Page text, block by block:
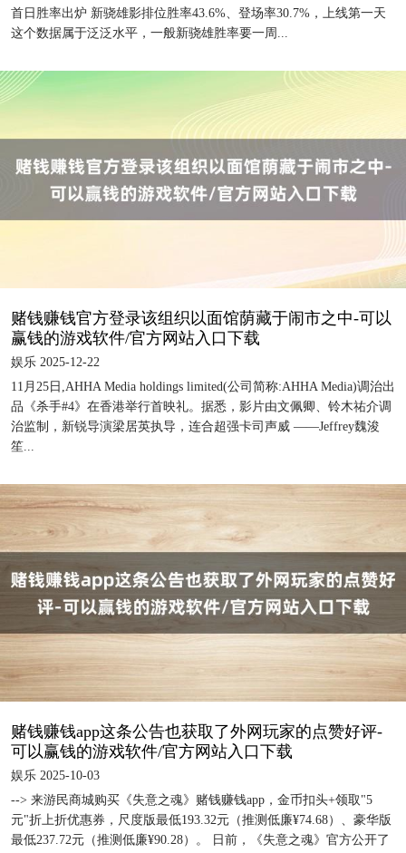
首日胜率出炉 新骁雄影排位胜率43.6%、登场率30.7%，上线第一天
这个数据属于泛泛水平，一般新骁雄胜率要一周...
赌钱赚钱官方登录该组织以面馆荫藏于闹市之中-可以
赢钱的游戏软件/官方网站入口下载
娱乐 2025-12-22
11月25日,AHHA Media holdings limited(公司简称:AHHA Media)调治出
品《杀手#4》在香港举行首映礼。据悉，影片由文佩卿、铃木祐介调
治监制，新锐导演梁居英执导，连合超强卡司声威 ——Jeffrey魏浚
笙...
赌钱赚钱app这条公告也获取了外网玩家的点赞好评-
可以赢钱的游戏软件/官方网站入口下载
娱乐 2025-10-03
--> 来游民商城购买《失意之魂》赌钱赚钱app，金币扣头+领取"5
元"折上折优惠券，尺度版最低193.32元（推测低廉¥74.68）、豪华版
最低237.72元（推测低廉¥90.28）。 日前，《失意之魂》官方公开了